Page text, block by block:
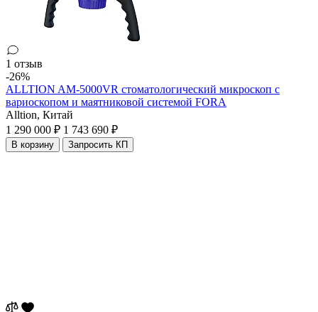
1 отзыв
-26%
ALLTION AM-5000VR стоматологический микроскоп с
вариоскопом и маятниковой системой FORA
Alltion, Китай
1 290 000 ₽ 1 743 690 ₽
В корзину Запросить КП